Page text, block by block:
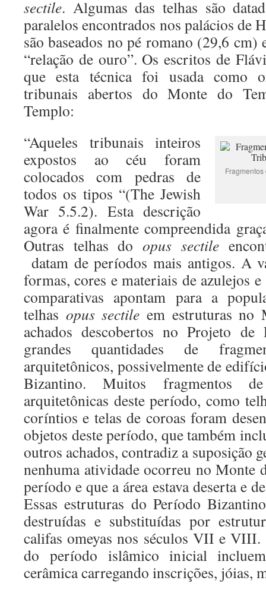
sectile. Algumas das telhas são
paralelos encontrados nos palácios de
são baseados no pé romano (29,6 cm)
“relação de ouro”. Os escritos de
que esta técnica foi usada como
tribunais abertos do Monte do
Templo:
“Aqueles tribunais inteiros
expostos ao céu foram
colocados com pedras de
todos os tipos “(The Jewish
War 5.5.2). Esta descrição
agora é finalmente compreendida
Outras telhas doopus sectile
datam de períodos mais antigos. A
formas, cores e materiais de azulejos e
comparativas apontam para a
telhas opus sectile em estruturas no
achados descobertos no Projeto de
grandes quantidades de
arquitetônicos, possivelmente de
Bizantino. Muitos fragmentos
arquitetônicas deste período, como
coríntios e telas de coroas foram
objetos deste período, que também
outros achados, contradiz a suposição
nenhuma atividade ocorreu no Monte
período e que a área estava deserta e
Essas estruturas do Período
destruídas e substituídas por
califas omeyas nos séculos VII e VIII.
do período islâmico inicial
cerâmica carregando inscrições, jóias,